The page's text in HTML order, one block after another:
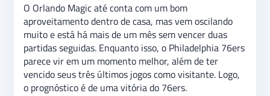
O Orlando Magic até conta com um bom
aproveitamento dentro de casa, mas vem oscilando
muito e está há mais de um mês sem vencer duas
partidas seguidas. Enquanto isso, o Philadelphia 76ers
parece vir em um momento melhor, além de ter
vencido seus três últimos jogos como visitante. Logo,
o prognóstico é de uma vitória do 76ers.